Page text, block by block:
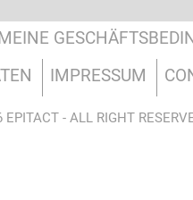
IMPRESSUM
EPITACT - ALL RIGHT